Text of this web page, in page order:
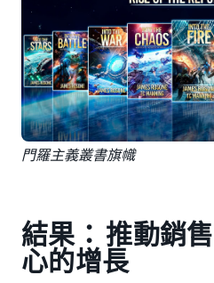
門羅主義叢書旗幟
結果： 推動銷
心的增長